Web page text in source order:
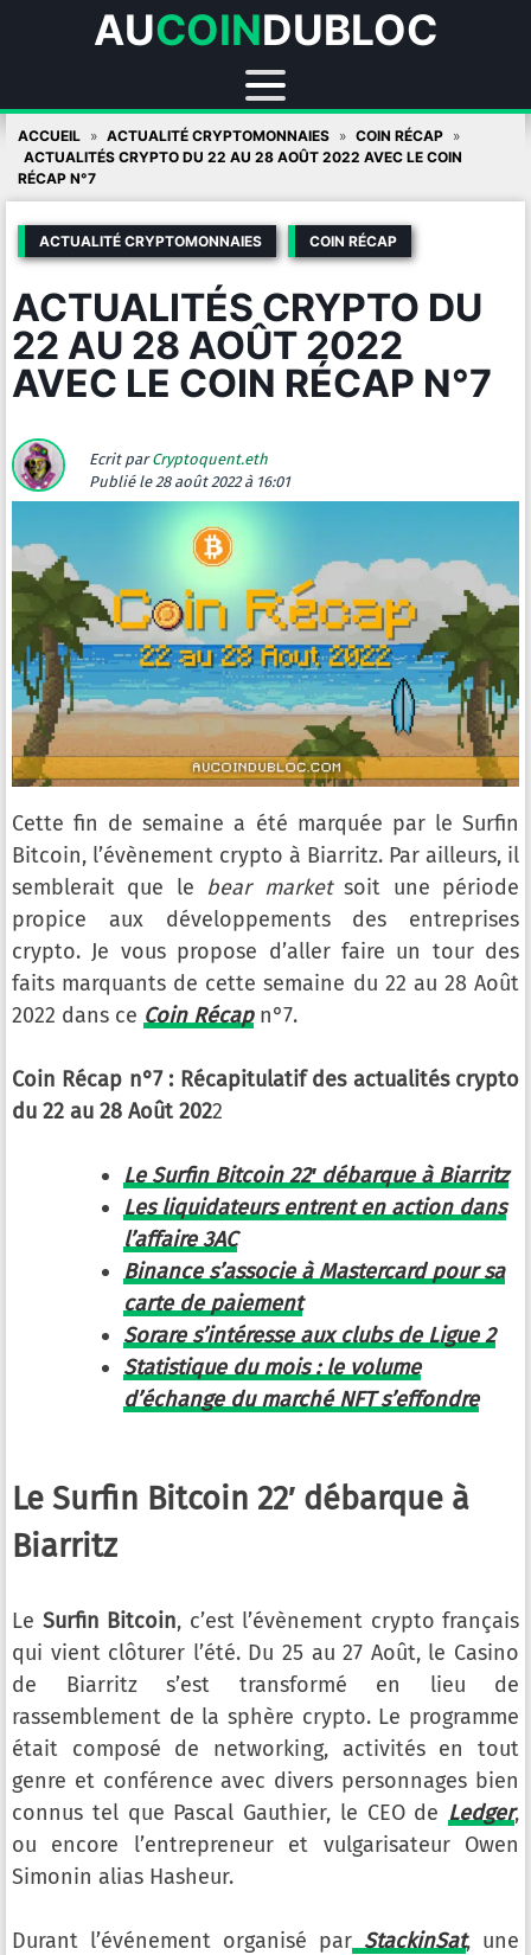
AUCOINDUBLOC
Skip
content
ACCUEIL ACTUALITÉ CRYPTOMONNAIES
COIN RÉCAP
ACTUALITÉS CRYPTO DU 22 AU 28 AOÛT 2022 AVEC LE COIN
RÉCAP N°7
ACTUALITÉ CRYPTOMONNAIES COIN RÉCAP
ACTUALITÉS CRYPTO DU
22 AU 28 AOÛT 2022
AVEC LE COIN RÉCAP N°7
Ecrit parCryptoquent.eth
Publié le 28 août 2022 à 16:01
Cette fin de semaine a été marquée par le Surfin
Bitcoin, l’évènement crypto à Biarritz. Par ailleurs, il
semblerait que le bear marketsoit une période
propice aux développements des entreprises
crypto. Je vous propose d’aller faire un tour des
faits marquants de cette semaine du 22 au 28 Août
2022 dans ce Coin Récapn°7.
Coin Récap n°7 : Récapitulatif des actualités crypto
du 22 au 28 Août 2022
Le Surfin Bitcoin 22′ débarque à Biarritz
Les liquidateurs entrent en action dans
l’affaire 3AC
Binance s’associe à Mastercard pour sa
carte de paiement
Sorare s’intéresse aux clubs de Ligue 2
Statistique du mois : le volume
d’échange du marché NFT s’effondre
Le Surfin Bitcoin 22′ débarque à
Biarritz
Le Surfin Bitcoin, c’est l’évènement crypto français
qui vient clôturer l’été. Du 25 au 27 Août, le Casino
de Biarritz s’est transformé en lieu de
rassemblement de la sphère crypto. Le programme
était composé de networking, activités en tout
genre et conférence avec divers personnages bien
connus tel que Pascal Gauthier, le CEO de Ledger,
ou encore l’entrepreneur et vulgarisateur Owen
Simonin alias Hasheur.
Durant l’événement organisé par StackinSat, une